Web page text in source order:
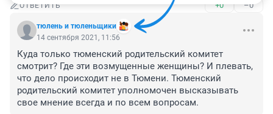
ОТВЕТИТЬ +0 –0
тюлень и тюленьщики
14 сентября 2021, 11:56
Куда только тюменский родительский комитет
смотрит? Где эти возмущенные женщины? И плевать,
что дело происходит не в Тюмени. Тюменский
родительский комитет уполномочен высказывать
свое мнение всегда и по всем вопросам.